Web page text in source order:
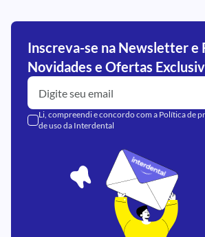
Inscreva-se na Newsletter e
Novidades e Ofertas
Li, compreendi e concordo com a Política de
de usoda Interdental